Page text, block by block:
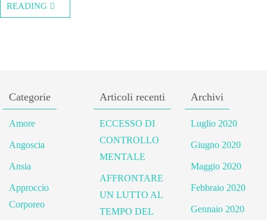
READING
Categorie
Amore
Angoscia
Ansia
Approccio
Corporeo
Articoli recenti
ECCESSO DI
CONTROLLO
MENTALE
AFFRONTARE
UN LUTTO AL
TEMPO DEL
Archivi
Luglio 2020
Giugno 2020
Maggio 2020
Febbraio 2020
Gennaio 2020